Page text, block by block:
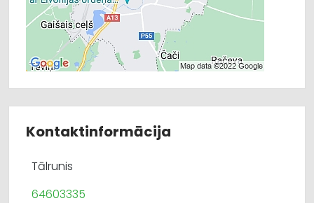
Kontaktinformācija
Tālrunis
64603335